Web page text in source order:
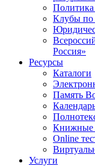
Политика
Клубы по
Россия»
Ресурсы
Каталоги
Память
Книжные
Online
Услуги